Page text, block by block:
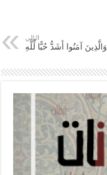
التالي
وَالَّذِينَ آمَنُوا أَشَدُّ حُبًّا لِّلَّهِ